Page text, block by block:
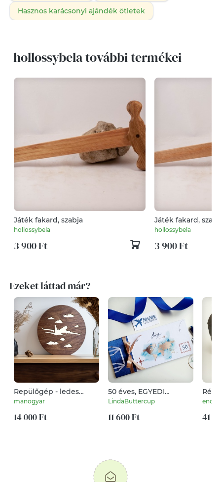
Hasznos karácsonyi ajándék ötletek
hollossybela további termékei
Játék fakard, szabja
hollossybela
3 900 Ft
Játék fakard,
hollossybela
3 900 Ft
Ezeket láttad már?
Repülőgép - ledes
asztali fa lámpa
manogyar
14 000 Ft
50 éves, EGYEDI
Szülinapi Útlevél,
Beszállókártya,
Repülőjegy, utazás
ajándékba, vicces
LindaButtercup
11 600 Ft
Két
41